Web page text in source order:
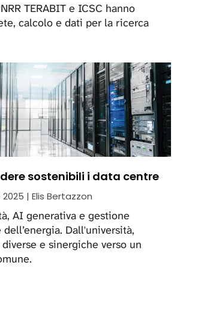
TERABIT e ICSC hanno
calcolo e dati per la ricerca
sostenibili i data centre
| Elis Bertazzon
AI generativa e gestione
Dall'università,
e sinergiche verso un